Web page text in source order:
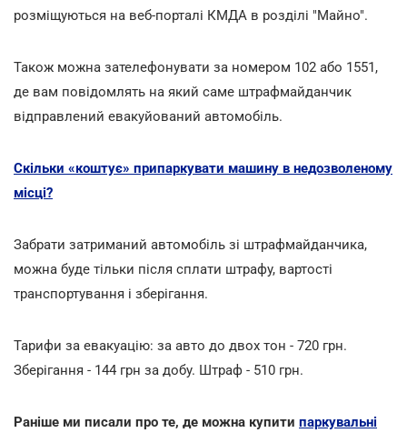
розміщуються на веб-порталі КМДА в розділі "Майно".
Також можна зателефонувати за номером 102 або 1551,
де вам повідомлять на який саме штрафмайданчик
відправлений евакуйований автомобіль.
Скільки «коштує» припаркувати машину в недозволеному
місці?
Забрати затриманий автомобіль зі штрафмайданчика,
можна буде тільки після сплати штрафу, вартості
транспортування і зберігання.
Тарифи за евакуацію: за авто до двох тон - 720 грн.
Зберігання - 144 грн за добу. Штраф - 510 грн.
Раніше ми писали про те, де можна купити паркувальні